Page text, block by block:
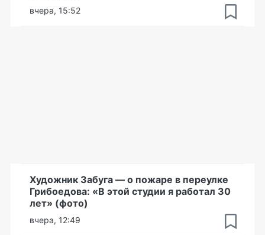
вчера, 15:52
Художник Забуга — о пожаре в переулке
Грибоедова: «В этой студии я работал 30
лет» (фото)
вчера, 12:49